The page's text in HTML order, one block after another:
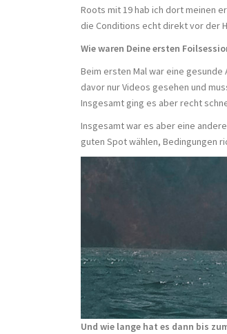
Roots mit 19 hab ich dort meinen
die Conditions echt direkt vor der
Wie waren Deine ersten
Beim ersten Mal war eine gesunde
davor nur Videos gesehen und
Insgesamt ging es aber recht
Insgesamt war es aber eine
guten Spot wählen, Bedingungen
Und wie lange hat es dann bis